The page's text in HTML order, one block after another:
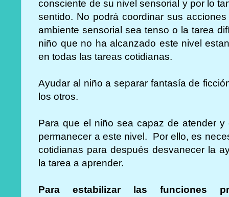
consciente de su nivel sensorial y por lo
sentido. No podrá coordinar sus
ambiente sensorial sea tenso o la tarea
niño que no ha alcanzado este nivel
en todas las tareas cotidianas.
Ayudar al niño a separar fantasía de
los otros.
Para que el niño sea capaz de atender
permanecer a este nivel. Por ello, es
cotidianas para después desvanecer la
la tarea a aprender.
Para estabilizar las funciones